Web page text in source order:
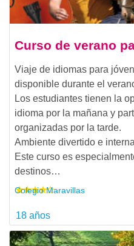
Curso de verano
Viaje de idiomas para
disponible durante el
Los estudiantes tienen la
idioma por la mañana y
organizadas por la tarde.
Ambiente divertido e
Este curso es
destinos…
Colegio Maravillas
18 años